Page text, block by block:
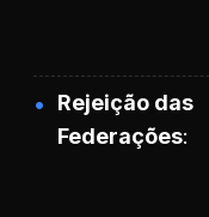
Rejeição das
Federações